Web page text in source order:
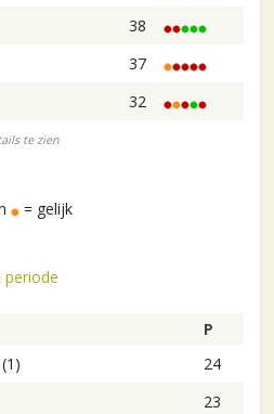
38
37
32
= gelijk
periode
P
24
23